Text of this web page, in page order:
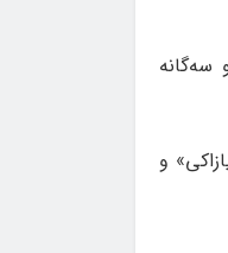
سه‌گانه
«میازاکی» و